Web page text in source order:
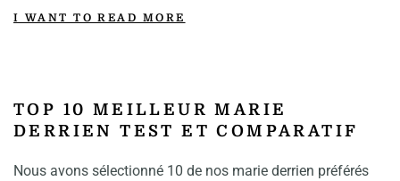
I WANT TO READ MORE
TOP 10 MEILLEUR MARIE
DERRIEN TEST ET COMPARATIF
Nous avons sélectionné 10 de nos marie derrien préférés